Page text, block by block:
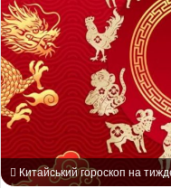
Китайський гороскоп на